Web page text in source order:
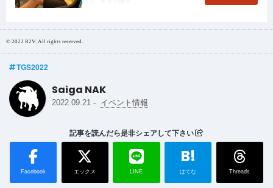
© 2022 R2V. All rights reserved.
TGS2022
Saiga NAK
2022.09.21 - イベント情報
記事を読んだら是非シェアして下さい
Facebook エックス LINE
B!
はてな Threads